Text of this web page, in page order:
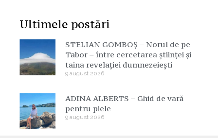
Ultimele postări
STELIAN GOMBOȘ – Norul de pe
Tabor – între cercetarea științei și
taina revelației dumnezeiești
9 august 2026
ADINA ALBERTS – Ghid de vară
pentru piele
9 august 2026